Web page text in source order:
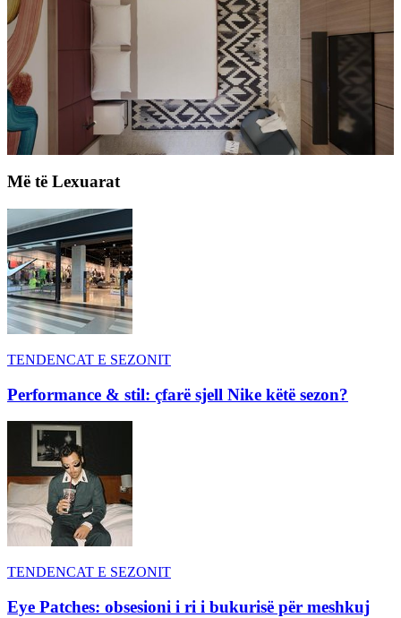
Më të Lexuarat
TENDENCAT E SEZONIT
Performance & stil: çfarë sjell Nike këtë sezon?
TENDENCAT E SEZONIT
Eye Patches: obsesioni i ri i bukurisë për meshkuj